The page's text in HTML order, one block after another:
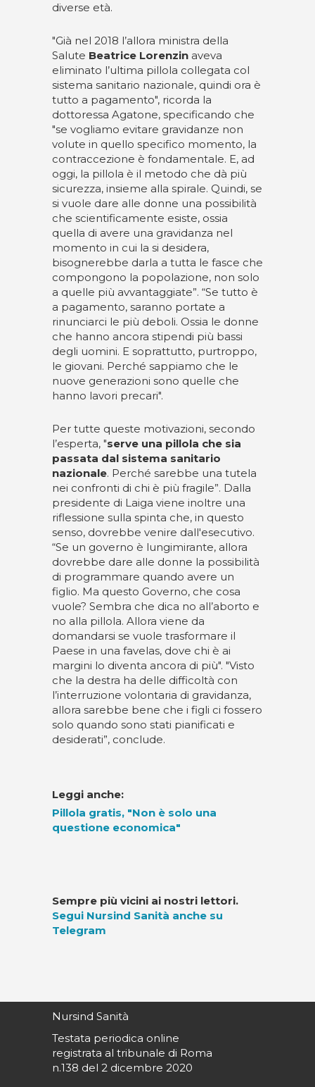
diverse età.
"Già nel 2018 l’allora ministra della
Salute Beatrice Lorenzin aveva
eliminato l’ultima pillola collegata col
sistema sanitario nazionale, quindi ora è
tutto a pagamento", ricorda la
dottoressa Agatone, specificando che
"se vogliamo evitare gravidanze non
volute in quello specifico momento, la
contraccezione è fondamentale. E, ad
oggi, la pillola è il metodo che dà più
sicurezza, insieme alla spirale. Quindi, se
si vuole dare alle donne una possibilità
che scientificamente esiste, ossia
quella di avere una gravidanza nel
momento in cui la si desidera,
bisognerebbe darla a tutta le fasce che
compongono la popolazione, non solo
a quelle più avvantaggiate”. “Se tutto è
a pagamento, saranno portate a
rinunciarci le più deboli. Ossia le donne
che hanno ancora stipendi più bassi
degli uomini. E soprattutto, purtroppo,
le giovani. Perché sappiamo che le
nuove generazioni sono quelle che
hanno lavori precari".
Per tutte queste motivazioni, secondo
l’esperta, "serve una pillola che sia
passata dal sistema sanitario
nazionale. Perché sarebbe una tutela
nei confronti di chi è più fragile”. Dalla
presidente di Laiga viene inoltre una
riflessione sulla spinta che, in questo
senso, dovrebbe venire dall'esecutivo.
“Se un governo è lungimirante, allora
dovrebbe dare alle donne la possibilità
di programmare quando avere un
figlio. Ma questo Governo, che cosa
vuole? Sembra che dica no all’aborto e
no alla pillola. Allora viene da
domandarsi se vuole trasformare il
Paese in una favelas, dove chi è ai
margini lo diventa ancora di più". "Visto
che la destra ha delle difficoltà con
l’interruzione volontaria di gravidanza,
allora sarebbe bene che i figli ci fossero
solo quando sono stati pianificati e
desiderati”, conclude.
Leggi anche:
Pillola gratis, "Non è solo una
questione economica"
Sempre più vicini ai nostri lettori.
Segui Nursind Sanità anche su
Telegram
Nursind Sanità
Testata periodica online
registrata al tribunale di Roma
n.138 del 2 dicembre 2020